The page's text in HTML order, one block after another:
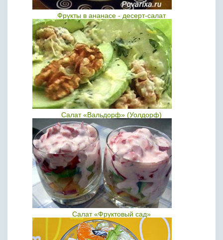
Фрукты в ананасе - десерт-салат
Салат «Вальдорф» (Уолдорф)
Салат «Фруктовый сад»